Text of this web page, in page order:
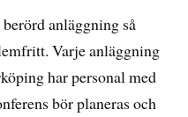
anläggning så
Varje anläggning
har personal med
bör planeras och